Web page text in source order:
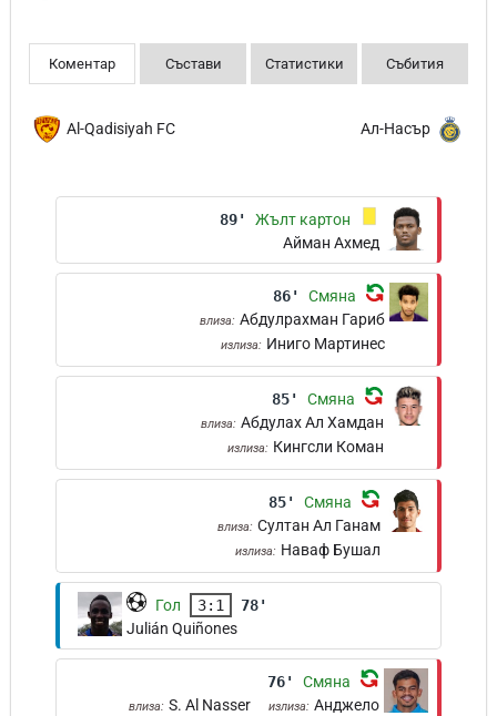
Коментар Състави Статистики Събития
Al-Qadisiyah FC Ал-Насър
89'
Жълт картон
Айман Ахмед
86' Смяна
влиза: Абдулрахман Гариб
излиза: Иниго Мартинес
85' Смяна
влиза: Абдулах Ал Хамдан
излиза: Кингсли Коман
85' Смяна
влиза: Султан Ал Ганам
излиза: Наваф Бушал
Гол 3:1
78'
Julián Quiñones
76' Смяна
влиза: S. Al Nasser излиза: Анджело